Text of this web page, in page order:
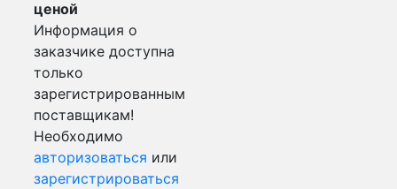
ценой
Информация о
заказчике доступна
только
зарегистрированным
поставщикам!
Необходимо
авторизоваться или
зарегистрироваться